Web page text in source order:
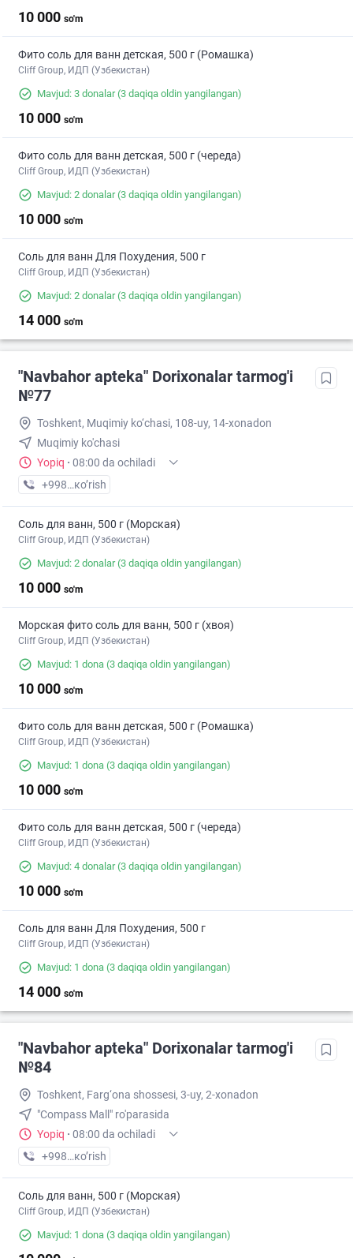
10 000 so'm
Фито соль для ванн детская, 500 г (Ромашка)
Cliff Group, ИДП (Узбекистан)
Mavjud: 3 donalar(3 daqiqa oldin yangilangan)
10 000 so'm
Фито соль для ванн детская, 500 г (череда)
Cliff Group, ИДП (Узбекистан)
Mavjud: 2 donalar(3 daqiqa oldin yangilangan)
10 000 so'm
Соль для ванн Для Похудения, 500 г
Cliff Group, ИДП (Узбекистан)
Mavjud: 2 donalar(3 daqiqa oldin yangilangan)
14 000 so'm
"Navbahor apteka" Dorixonalar tarmog'i
№77
Toshkent, Muqimiy ko‘chasi, 108-uy, 14-xonadon
Muqimiy ko'chasi
Yopiq · 08:00 da ochiladi
+998 (94) XXX-XX-XX
кo’rish
Соль для ванн, 500 г (Морская)
Cliff Group, ИДП (Узбекистан)
Mavjud: 2 donalar(3 daqiqa oldin yangilangan)
10 000 so'm
Морская фито соль для ванн, 500 г (хвоя)
Cliff Group, ИДП (Узбекистан)
Mavjud: 1 dona (3 daqiqa oldin yangilangan)
10 000 so'm
Фито соль для ванн детская, 500 г (Ромашка)
Cliff Group, ИДП (Узбекистан)
Mavjud: 1 dona (3 daqiqa oldin yangilangan)
10 000 so'm
Фито соль для ванн детская, 500 г (череда)
Cliff Group, ИДП (Узбекистан)
Mavjud: 4 donalar(3 daqiqa oldin yangilangan)
10 000 so'm
Соль для ванн Для Похудения, 500 г
Cliff Group, ИДП (Узбекистан)
Mavjud: 1 dona (3 daqiqa oldin yangilangan)
14 000 so'm
"Navbahor apteka" Dorixonalar tarmog'i
№84
Toshkent, Farg‘ona shossesi, 3-uy, 2-xonadon
"Compass Mall" ro'parasida
Yopiq · 08:00 da ochiladi
+998 (94) XXX-XX-XX
кo’rish
Соль для ванн, 500 г (Морская)
Cliff Group, ИДП (Узбекистан)
Mavjud: 1 dona (3 daqiqa oldin yangilangan)